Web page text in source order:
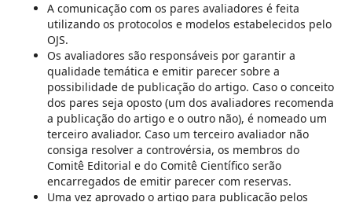
A comunicação com os pares avaliadores é feita
utilizando os protocolos e modelos estabelecidos pelo
OJS.
Os avaliadores são responsáveis ​​por garantir a
qualidade temática e emitir parecer sobre a
possibilidade de publicação do artigo. Caso o conceito
dos pares seja oposto (um dos avaliadores recomenda
a publicação do artigo e o outro não), é nomeado um
terceiro avaliador. Caso um terceiro avaliador não
consiga resolver a controvérsia, os membros do
Comitê Editorial e do Comitê Científico serão
encarregados de emitir parecer com reservas.
Uma vez aprovado o artigo para publicação pelos